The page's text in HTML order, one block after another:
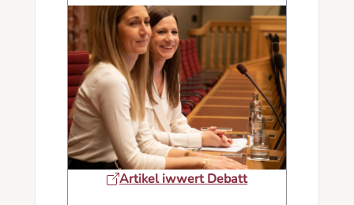
Artikel iwwert Debatt